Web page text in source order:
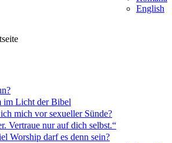
English
im Licht der Bibel
mich vor sexueller Sünde?
Vertraue nur auf dich selbst.“
Worship darf es denn sein?